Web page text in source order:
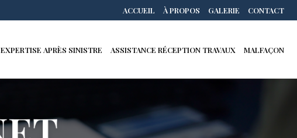
ACCUEIL À PROPOS GALERIE CONTACT
EXPERTISE APRÈS SINISTRE ASSISTANCE RÉCEPTION TRAVAUX MALFAÇON